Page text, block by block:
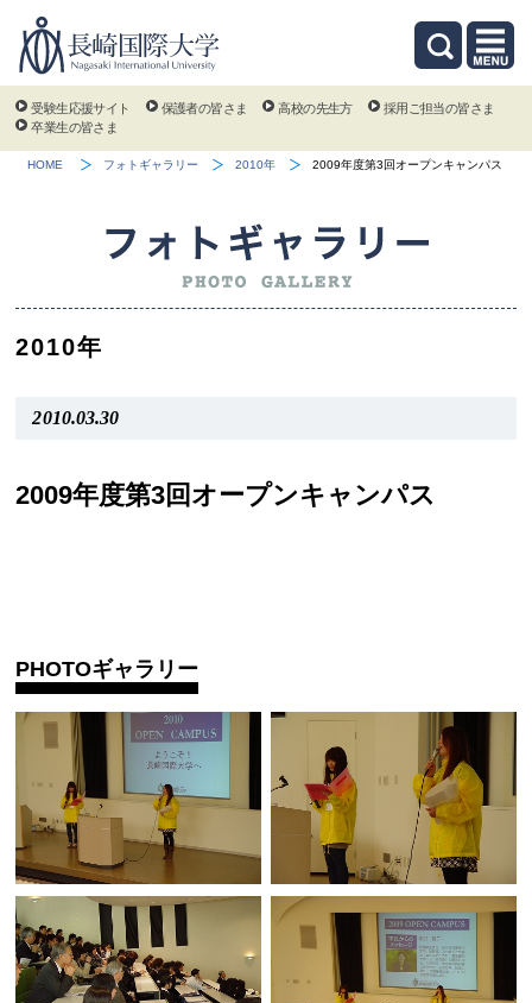
受験生応援サイト 保護者の皆さま 高校の先生方
採用ご担当の皆さま
卒業生の皆さま
HOME フォトギャラリー 2010年 2009年度第3回オープンキャンパス
2010年
2010.03.30
2009年度第3回オープンキャンパス
PHOTOギャラリー